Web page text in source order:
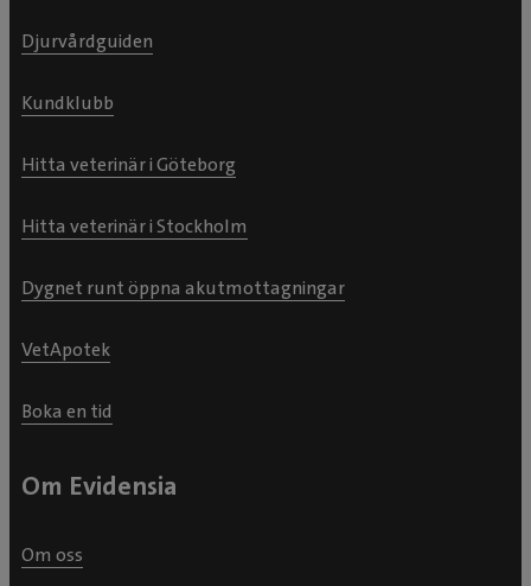
Djurvårdguiden
Kundklubb
Hitta veterinär i Göteborg
Hitta veterinär i Stockholm
Dygnet runt öppna akutmottagningar
VetApotek
Boka en tid
Om Evidensia
Om oss